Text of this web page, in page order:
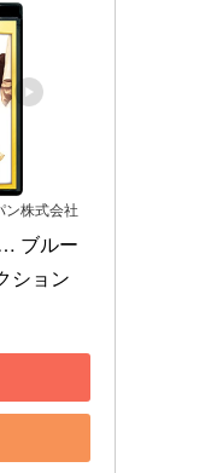
ン株式会社
ブルー
ション